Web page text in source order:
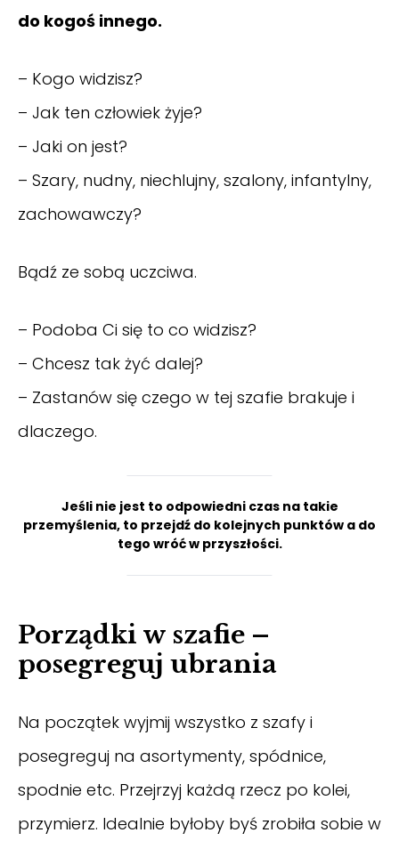
do kogoś innego.
– Kogo widzisz?
– Jak ten człowiek żyje?
– Jaki on jest?
– Szary, nudny, niechlujny, szalony, infantylny,
zachowawczy?
Bądź ze sobą uczciwa.
– Podoba Ci się to co widzisz?
– Chcesz tak żyć dalej?
– Zastanów się czego w tej szafie brakuje i
dlaczego.
Jeśli nie jest to odpowiedni czas na takie
przemyślenia, to przejdź do kolejnych punktów a do
tego wróć w przyszłości.
Porządki w szafie –
posegreguj ubrania
Na początek wyjmij wszystko z szafy i
posegreguj na asortymenty, spódnice,
spodnie etc. Przejrzyj każdą rzecz po kolei,
przymierz. Idealnie byłoby byś zrobiła sobie w